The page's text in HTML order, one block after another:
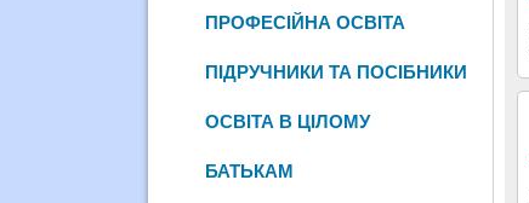
ПРОФЕСІЙНА ОСВІТА
ПІДРУЧНИКИ ТА ПОСІБНИКИ
ОСВІТА В ЦІЛОМУ
БАТЬКАМ